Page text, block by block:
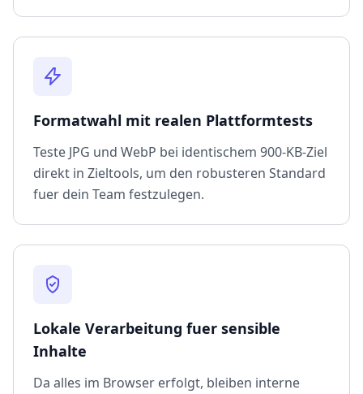
Formatwahl mit realen Plattformtests
Teste JPG und WebP bei identischem 900-KB-Ziel
direkt in Zieltools, um den robusteren Standard
fuer dein Team festzulegen.
Lokale Verarbeitung fuer sensible
Inhalte
Da alles im Browser erfolgt, bleiben interne